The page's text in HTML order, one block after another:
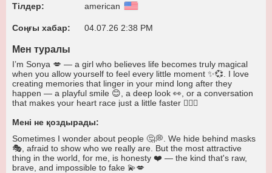
Тілдер: american
Соңғы хабар: 04.07.26 2:38 PM
Мен туралы
I’m Sonya 💋 — a girl who believes life becomes truly magical
when you allow yourself to feel every little moment ✨💞. I love
creating memories that linger in your mind long after they
happen — a playful smile 😊, a deep look 👀, or a conversation
that makes your heart race just a little faster ❤️‍🔥🌹
Мені не қоздырады:
Sometimes I wonder about people 🤔💭. We hide behind masks
🎭, afraid to show who we really are. But the most attractive
thing in the world, for me, is honesty ❤️ — the kind that's raw,
brave, and impossible to fake 💫💋